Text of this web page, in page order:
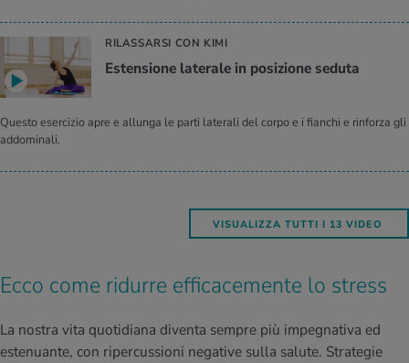
RILASSARSI CON KIMI
Estensione laterale in posizione seduta
Questo esercizio apre e allunga le parti laterali del corpo e i fianchi e rinforza gli
addominali.
VISUALIZZA TUTTI I 13 VIDEO
Ecco come ridurre efficacemente lo stress
La nostra vita quotidiana diventa sempre più impegnativa ed
estenuante, con ripercussioni negative sulla salute. Strategie